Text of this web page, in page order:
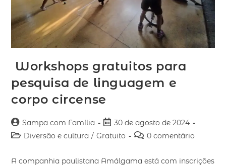
Workshops gratuitos para
pesquisa de linguagem e
corpo circense
Sampa com Família
30 de agosto de 2024
Diversão e cultura / Gratuito 0 comentário
A companhia paulistana Amálgama está com inscrições